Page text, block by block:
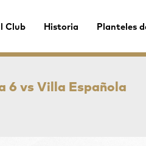
Club Historia Planteles
6 vs Villa Española